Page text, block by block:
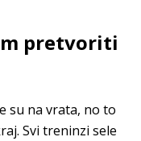
pretvoriti
su na vrata, no to
Svi treninzi sele